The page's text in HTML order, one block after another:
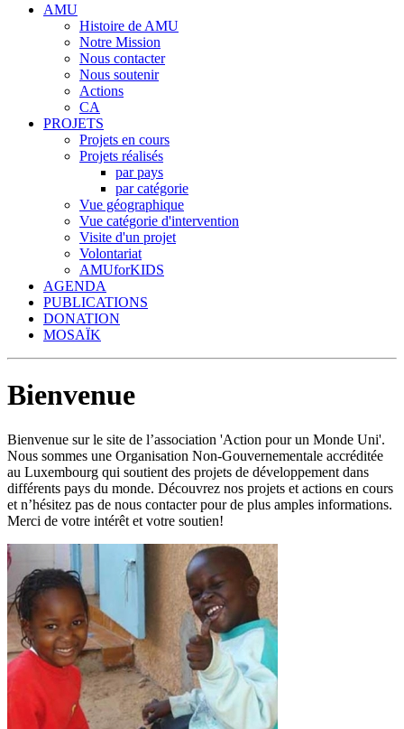
AMU
Histoire de AMU
Notre Mission
Nous contacter
Nous soutenir
Actions
CA
PROJETS
Projets en cours
Projets réalisés
par pays
par catégorie
Vue géographique
Vue catégorie d'intervention
Visite d'un projet
Volontariat
AMUforKIDS
AGENDA
PUBLICATIONS
DONATION
MOSAÏK
Bienvenue
Bienvenue sur le site de l’association 'Action pour un Monde Uni'.
Nous sommes une Organisation Non-Gouvernementale accréditée
au Luxembourg qui soutient des projets de développement dans
différents pays du monde. Découvrez nos projets et actions en cours
et n’hésitez pas de nous contacter pour de plus amples informations.
Merci de votre intérêt et votre soutien!